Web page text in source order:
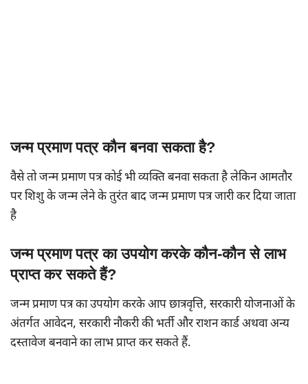
जन्म प्रमाण पत्र कौन बनवा सकता है?
वैसे तो जन्म प्रमाण पत्र कोई भी व्यक्ति बनवा सकता है लेकिन आमतौर
पर शिशु के जन्म लेने के तुरंत बाद जन्म प्रमाण पत्र जारी कर दिया जाता
है
जन्म प्रमाण पत्र का उपयोग करके कौन-कौन से लाभ
प्राप्त कर सकते हैं?
जन्म प्रमाण पत्र का उपयोग करके आप छात्रवृत्ति, सरकारी योजनाओं के
अंतर्गत आवेदन, सरकारी नौकरी की भर्ती और राशन कार्ड अथवा अन्य
दस्तावेज बनवाने का लाभ प्राप्त कर सकते हैं.